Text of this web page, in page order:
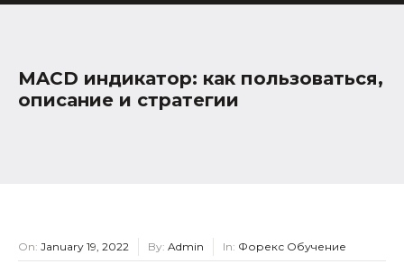
MACD индикатор: как пользоваться,
описание и стратегии
On: January 19, 2022 By: Admin In: Форекс Обучение